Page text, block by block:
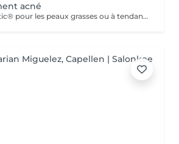
acné
Solutions mesoestetic® pour les peaux grasses ou à tendance acnéique. Résultats dermatologiquement prouvés.Méthode professionnelle esthétique pour le traitement des peaux à tendance acnéique et séborrhéique. Nettoie en profondeur la peau des impuretés acnéiques, facilitant ainsi l'activité optimale de l'unité pilosébacée.